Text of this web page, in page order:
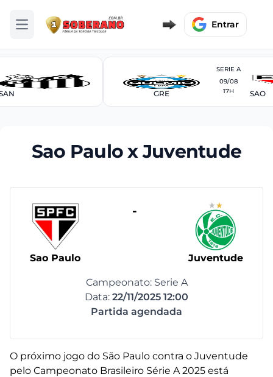
Abrir menu Entrar
SERIE A
GRE
09/08
17H
SAO
Sao Paulo x Juventude
Sao Paulo
-
Juventude
Campeonato: Serie A
Data: 22/11/2025 12:00
Partida agendada
O próximo jogo do São Paulo contra o Juventude
pelo Campeonato Brasileiro Série A 2025 está